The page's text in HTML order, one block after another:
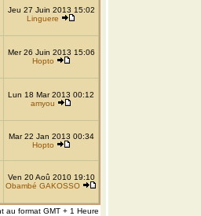
Jeu 27 Juin 2013 15:02
Linguere
Mer 26 Juin 2013 15:06
Hopto
Lun 18 Mar 2013 00:12
amyou
Mar 22 Jan 2013 00:34
Hopto
Ven 20 Aoû 2010 19:10
Obambé GAKOSSO
au format GMT + 1 Heure